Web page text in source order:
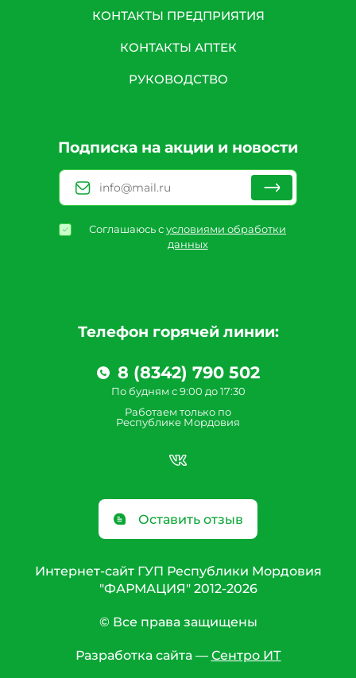
Телефон горячей линии:
8 (8342) 790 502
По будням с 9:00 до 17:30
Работаем только по
Республике Мордовия
Оставить отзыв
КОНТАКТЫ ПРЕДПРИЯТИЯ
КОНТАКТЫ АПТЕК
РУКОВОДСТВО
Подписка на акции и новости
Соглашаюсь сусловиями обработки
данных
Интернет-сайт ГУП Республики Мордовия
"ФАРМАЦИЯ" 2012-2026
© Все права защищены
Разработка сайта — Сентро ИТ